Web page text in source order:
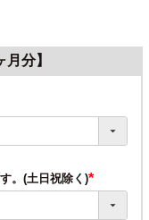
分】
。(土日祝除く)
(必